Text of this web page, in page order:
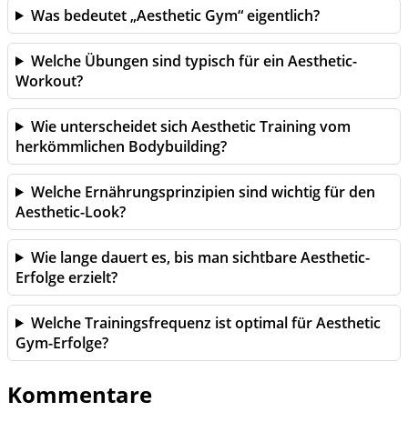
Was bedeutet „Aesthetic Gym“ eigentlich?
Welche Übungen sind typisch für ein Aesthetic-
Workout?
Wie unterscheidet sich Aesthetic Training vom
herkömmlichen Bodybuilding?
Welche Ernährungsprinzipien sind wichtig für den
Aesthetic-Look?
Wie lange dauert es, bis man sichtbare Aesthetic-
Erfolge erzielt?
Welche Trainingsfrequenz ist optimal für Aesthetic
Gym-Erfolge?
Kommentare